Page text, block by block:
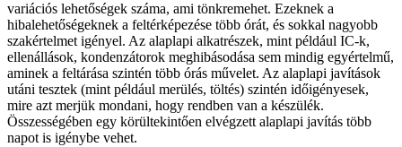
variációs lehetőségek száma, ami tönkremehet. Ezeknek a
hibalehetőségeknek a feltérképezése több órát, és sokkal nagyobb
szakértelmet igényel. Az alaplapi alkatrészek, mint például IC-k,
ellenállások, kondenzátorok meghibásodása sem mindig egyértelmű,
aminek a feltárása szintén több órás művelet. Az alaplapi javítások
utáni tesztek (mint például merülés, töltés) szintén időigényesek,
mire azt merjük mondani, hogy rendben van a készülék.
Összességében egy körültekintően elvégzett alaplapi javítás több
napot is igénybe vehet.